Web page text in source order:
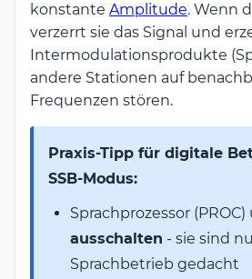
konstante Amplitude. Wenn
verzerrt sie das Signal und
Intermodulationsprodukte
andere Stationen auf
Frequenzen stören.
Praxis-Tipp für digitale
SSB-Modus:
Sprachprozessor
ausschalten - sie sind
Sprachbetrieb gedacht